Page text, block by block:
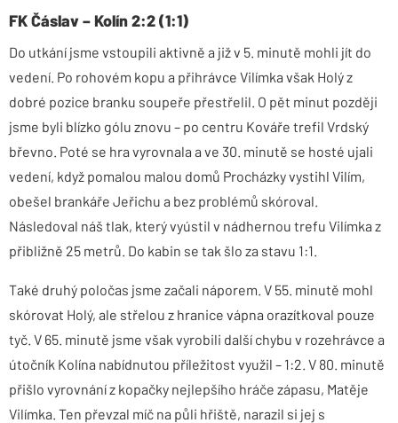
FK Čáslav – Kolín 2:2 (1:1)
Do utkání jsme vstoupili aktivně a již v 5. minutě mohli jít do
vedení. Po rohovém kopu a přihrávce Vilímka však Holý z
dobré pozice branku soupeře přestřelil. O pět minut později
jsme byli blízko gólu znovu – po centru Kováře trefil Vrdský
břevno. Poté se hra vyrovnala a ve 30. minutě se hosté ujali
vedení, když pomalou malou domů Procházky vystihl Vilím,
obešel brankáře Jeřichu a bez problémů skóroval.
Následoval náš tlak, který vyústil v nádhernou trefu Vilímka z
přibližně 25 metrů. Do kabin se tak šlo za stavu 1:1.
Také druhý poločas jsme začali náporem. V 55. minutě mohl
skórovat Holý, ale střelou z hranice vápna orazítkoval pouze
tyč. V 65. minutě jsme však vyrobili další chybu v rozehrávce a
útočník Kolína nabídnutou příležitost využil – 1:2. V 80. minutě
přišlo vyrovnání z kopačky nejlepšího hráče zápasu, Matěje
Vilímka. Ten převzal míč na půli hřiště, narazil si jej s